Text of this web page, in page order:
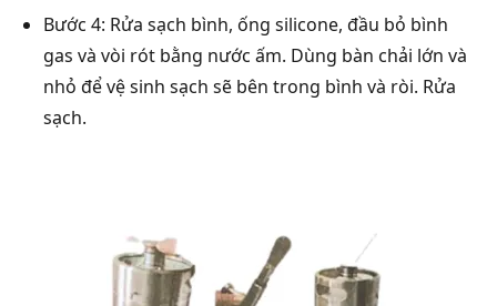
Bước 4: Rửa sạch bình, ống silicone, đầu bỏ bình
gas và vòi rót bằng nước ấm. Dùng bàn chải lớn và
nhỏ để vệ sinh sạch sẽ bên trong bình và ròi. Rửa
sạch.